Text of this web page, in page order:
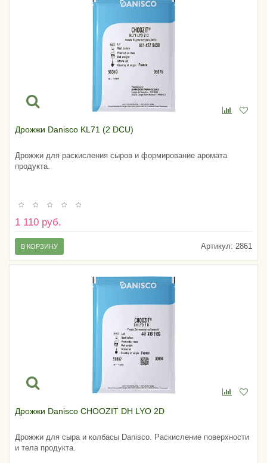
Дрожжи Danisco KL71 (2 DCU)
Дрожжи для раскисления сыров и формирование аромата
продукта.
1 110 руб.
Артикул: 2861
В КОРЗИНУ
Дрожжи Danisco CHOOZIT DH LYO 2D
Дрожжи для сыра и колбасы Danisco. Раскисление поверхности
и тела продукта.